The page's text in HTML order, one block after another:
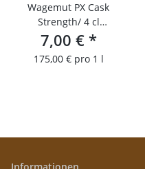
Wagemut PX Cask
Strength/ 4 cl
Probierfläschchen
7,00 € *
175,00 € pro 1 l